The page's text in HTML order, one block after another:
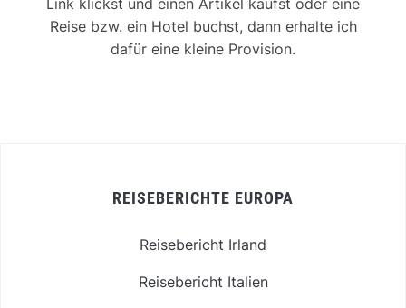
Reise bzw. ein Hotel buchst, dann erhalte ich
dafür eine kleine Provision.
REISEBERICHTE EUROPA
Reisebericht Irland
Reisebericht Italien